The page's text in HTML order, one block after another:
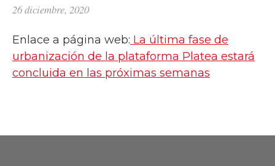
26 diciembre, 2020
Enlace a página web: La última fase de
urbanización de la plataforma Platea estará
concluida en las próximas semanas